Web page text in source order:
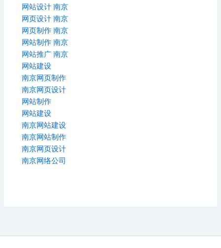
网站设计 南京
网页设计 南京
网页制作 南京
网站制作 南京
网站推广 南京
网站建设
南京网页制作
南京网页设计
网站制作
网站建设
南京网站建设
南京网站制作
南京网页设计
南京网络公司